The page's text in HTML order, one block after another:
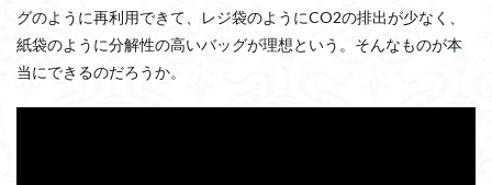
グのように再利用できて、レジ袋のようにCO2の排出が少なく、
紙袋のように分解性の高いバッグが理想という。そんなものが本
当にできるのだろうか。